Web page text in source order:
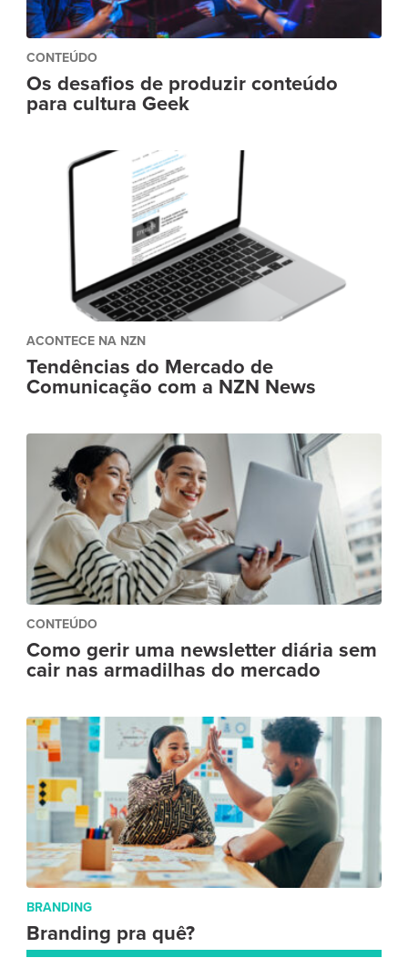
CONTEÚDO
Os desafios de produzir conteúdo
para cultura Geek
ACONTECE NA NZN
Tendências do Mercado de
Comunicação com a NZN News
CONTEÚDO
Como gerir uma newsletter diária sem
cair nas armadilhas do mercado
BRANDING
Branding pra quê?